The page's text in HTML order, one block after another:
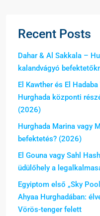
Recent Posts
Dahar & Al Sakkala –
kalandvágyó
El Kawther és El
Hurghada központi
(2026)
Hurghada Marina vagy
befektetés? (2026)
El Gouna vagy Sahl
üdülőhely a
Egyiptom első „Sky
Ahyaa Hurghadában:
Vörös-tenger felett